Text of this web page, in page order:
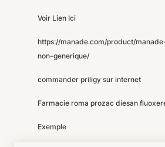
Voir Lien Ici
https://manade.com/product/
non-generique/
commander priligy sur internet
Farmacie roma prozac diesan
Exemple